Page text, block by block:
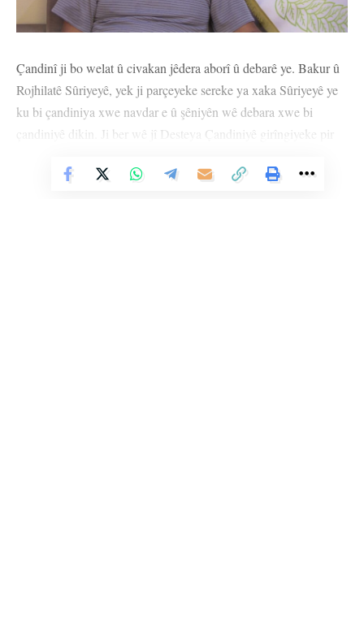
Çandinî ji bo welat û civakan jêdera aborî û debarê ye. Bakur û
Rojhilatê Sûriyeyê, yek ji parçeyeke sereke ya xaka Sûriyeyê ye
ku bi çandiniya xwe navdar e û şêniyên wê debara xwe bi
çandiniyê dikin. Ji ber wê jî Desteya Çandiniyê girîngiyeke pir
çandiniyê de gelek rêyên cuda yên têkildarî parastina zeviyan
Vê Nûçeyê Bixwîne